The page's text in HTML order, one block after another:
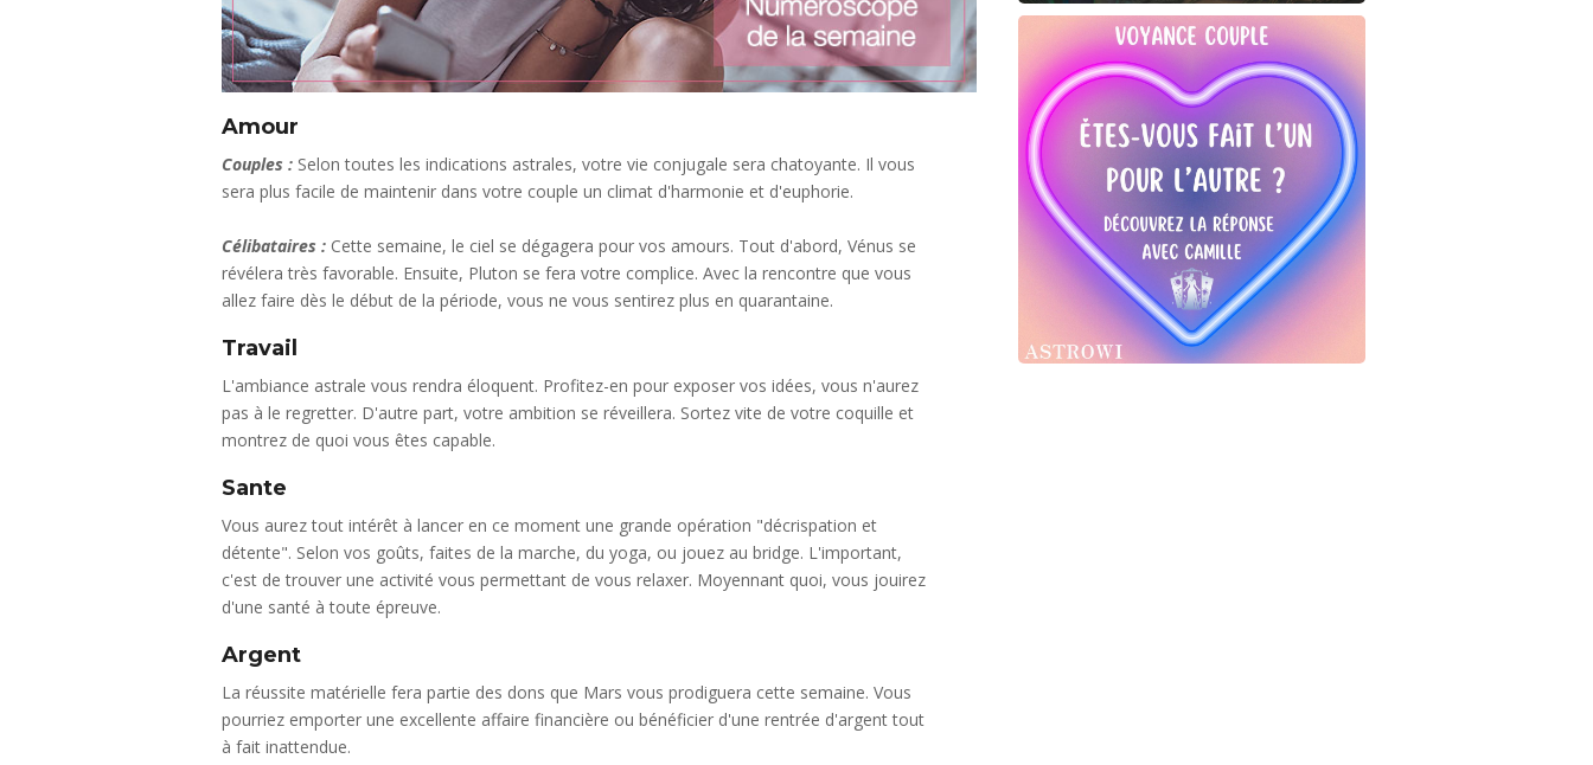
Amour
Couples : Selon toutes les indications astrales, votre vie conjugale sera chatoyante. Il vous
sera plus facile de maintenir dans votre couple un climat d'harmonie et d'euphorie.
Célibataires : Cette semaine, le ciel se dégagera pour vos amours. Tout d'abord, Vénus se
révélera très favorable. Ensuite, Pluton se fera votre complice. Avec la rencontre que vous
allez faire dès le début de la période, vous ne vous sentirez plus en quarantaine.
Travail
L'ambiance astrale vous rendra éloquent. Profitez-en pour exposer vos idées, vous n'aurez
pas à le regretter. D'autre part, votre ambition se réveillera. Sortez vite de votre coquille et
montrez de quoi vous êtes capable.
Sante
Vous aurez tout intérêt à lancer en ce moment une grande opération "décrispation et
détente". Selon vos goûts, faites de la marche, du yoga, ou jouez au bridge. L'important,
c'est de trouver une activité vous permettant de vous relaxer. Moyennant quoi, vous jouirez
d'une santé à toute épreuve.
Argent
La réussite matérielle fera partie des dons que Mars vous prodiguera cette semaine. Vous
pourriez emporter une excellente affaire financière ou bénéficier d'une rentrée d'argent tout
à fait inattendue.